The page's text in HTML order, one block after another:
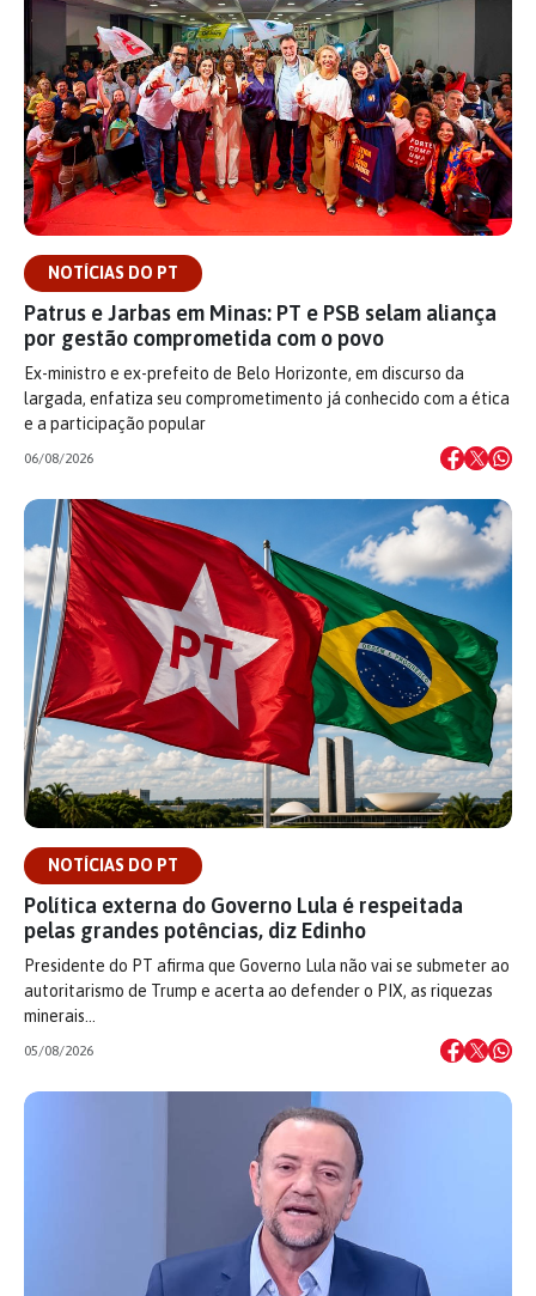
NOTÍCIAS DO PT
Patrus e Jarbas em Minas: PT e PSB selam aliança
por gestão comprometida com o povo
Ex-ministro e ex-prefeito de Belo Horizonte, em discurso da
largada, enfatiza seu comprometimento já conhecido com a ética
e a participação popular
06/08/2026
NOTÍCIAS DO PT
Política externa do Governo Lula é respeitada
pelas grandes potências, diz Edinho
Presidente do PT afirma que Governo Lula não vai se submeter ao
autoritarismo de Trump e acerta ao defender o PIX, as riquezas
minerais…
05/08/2026